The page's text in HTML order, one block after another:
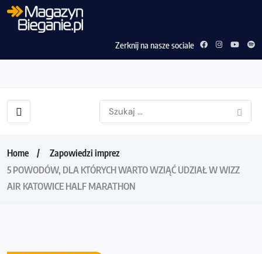
Zerknij na nasze sociale
Home
Zapowiedzi imprez
5 POWODÓW, DLA KTÓRYCH WARTO WZIĄĆ UDZIAŁ W WIZZ
AIR KATOWICE HALF MARATHON